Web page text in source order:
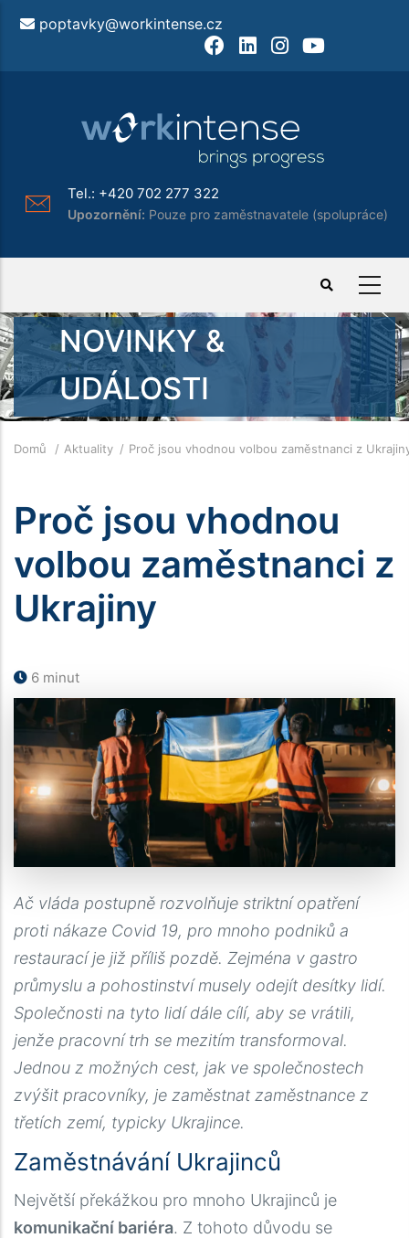
poptavky@workintense.cz
FacebookLinkedInInstagram
Tel.: +420 702 277 322
Upozornění: Pouze pro zaměstnavatele (spolupráce)
NOVINKY &
UDÁLOSTI
Drobečková
Domů Aktuality Proč jsou vhodnou volbou zaměstnanci z
Proč jsou vhodnou
volbou zaměstnanci z
Ukrajiny
6 minut
Ač vláda postupně rozvolňuje striktní opatření
proti nákaze Covid 19, pro mnoho podniků a
restaurací je již příliš pozdě. Zejména v gastro
průmyslu a pohostinství musely odejít desítky lidí.
Společnosti na tyto lidí dále cílí, aby se vrátili,
jenže pracovní trh se mezitím transformoval.
Jednou z možných cest, jak ve společnostech
zvýšit pracovníky, je zaměstnat zaměstnance z
třetích zemí, typicky Ukrajince.
Zaměstnávání Ukrajinců
Největší překážkou pro mnoho Ukrajinců je
komunikační bariéra. Z tohoto důvodu se